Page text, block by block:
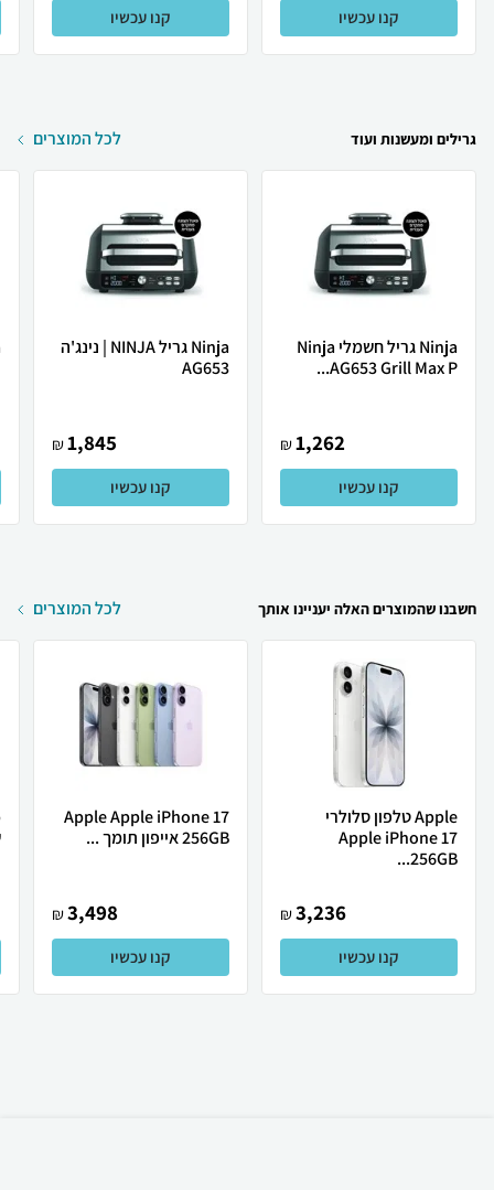
קנו עכשיו קנו עכשיו
גרילים ומעשנות ועוד לכל המוצרים
Ninja גריל חשמלי Ninja
AG653 Grill Max P...
1,262
₪
קנו עכשיו
Ninja גריל NINJA | נינג'ה
AG653
1,845
₪
קנו עכשיו
חשבנו שהמוצרים האלה יעניינו אותך לכל המוצרים
Apple טלפון סלולרי
Apple iPhone 17
256GB...
3,236
₪
קנו עכשיו
Apple Apple iPhone 17
256GB אייפון תומך ...
3,498
₪
קנו עכשיו